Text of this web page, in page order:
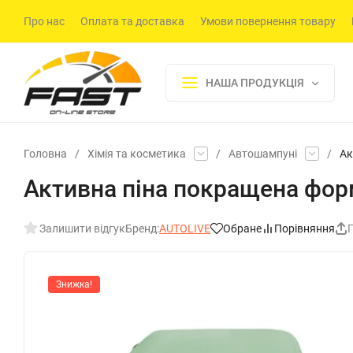
Про нас Оплата та доставка Умови повернення товару
НАША ПРОДУКЦІЯ
Головна / Хімія та косметика / Автошампуні /
Активна піна покращена
Залишити відгукБренд:AUTOLIVE Обране Порівняння
Знижка!